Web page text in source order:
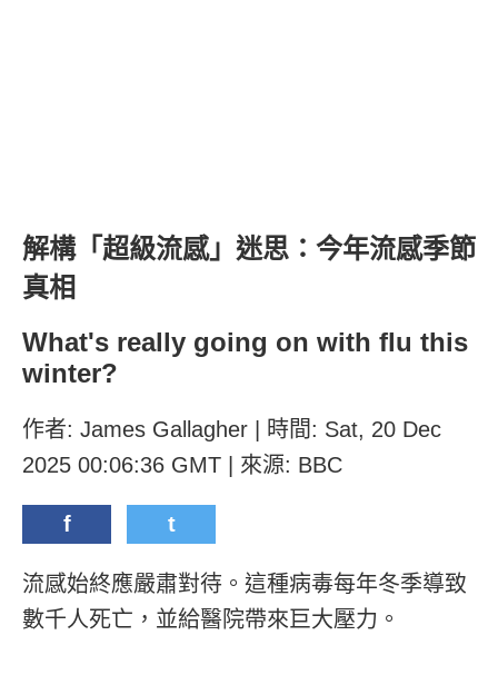
解構「超級流感」迷思：今年流感季節
真相
What's really going on with flu this
winter?
作者: James Gallagher | 時間: Sat, 20 Dec
2025 00:06:36 GMT | 來源: BBC
f t
流感始終應嚴肅對待。這種病毒每年冬季導致
數千人死亡，並給醫院帶來巨大壓力。